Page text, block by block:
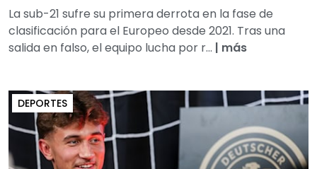
La sub-21 sufre su primera derrota en la fase de
clasificación para el Europeo desde 2021. Tras una
salida en falso, el equipo lucha por r... | más
DEPORTES